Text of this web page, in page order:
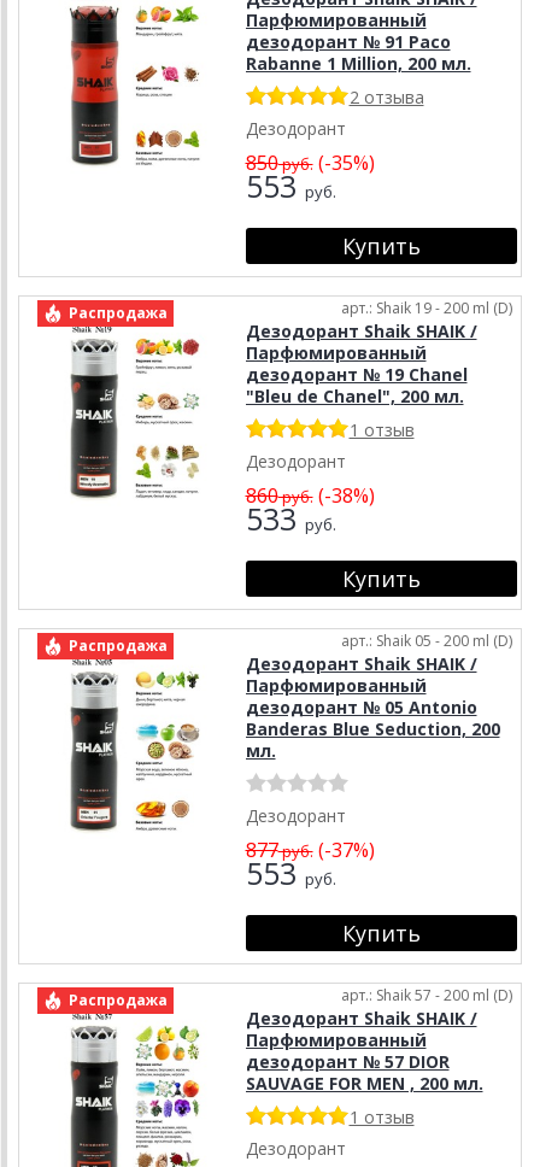
Парфюмированный
дезодорант № 91 Paco
Rabanne 1 Million, 200 мл.
2 отзыва
Дезодорант
850руб.(-35%)
553 руб.
Распродажа арт.: Shaik 19 - 200 ml (D)
Дезодорант Shaik SHAIK /
Парфюмированный
дезодорант № 19 Chanel
"Bleu de Chanel", 200 мл.
1 отзыв
Дезодорант
860руб.(-38%)
533 руб.
Распродажа арт.: Shaik 05 - 200 ml (D)
Дезодорант Shaik SHAIK /
Парфюмированный
дезодорант № 05 Antonio
Banderas Blue Seduction, 200
мл.
Дезодорант
877руб.(-37%)
553 руб.
Распродажа арт.: Shaik 57 - 200 ml (D)
Дезодорант Shaik SHAIK /
Парфюмированный
дезодорант № 57 DIOR
SAUVAGE FOR MEN , 200 мл.
1 отзыв
Дезодорант